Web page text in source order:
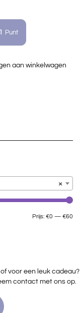
×
Prijs: €0 — €60
1 Punt
aan winkelwagen
voor een leuk cadeau?
contact met ons op.